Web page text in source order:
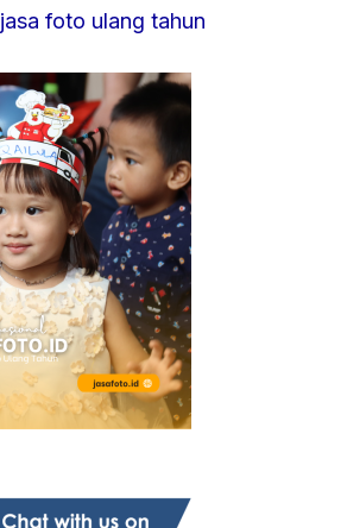
jasa foto ulang tahun